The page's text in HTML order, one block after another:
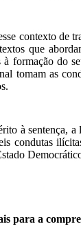
contexto de
que
à formação do
tomam as
à sentença, a
condutas
para a